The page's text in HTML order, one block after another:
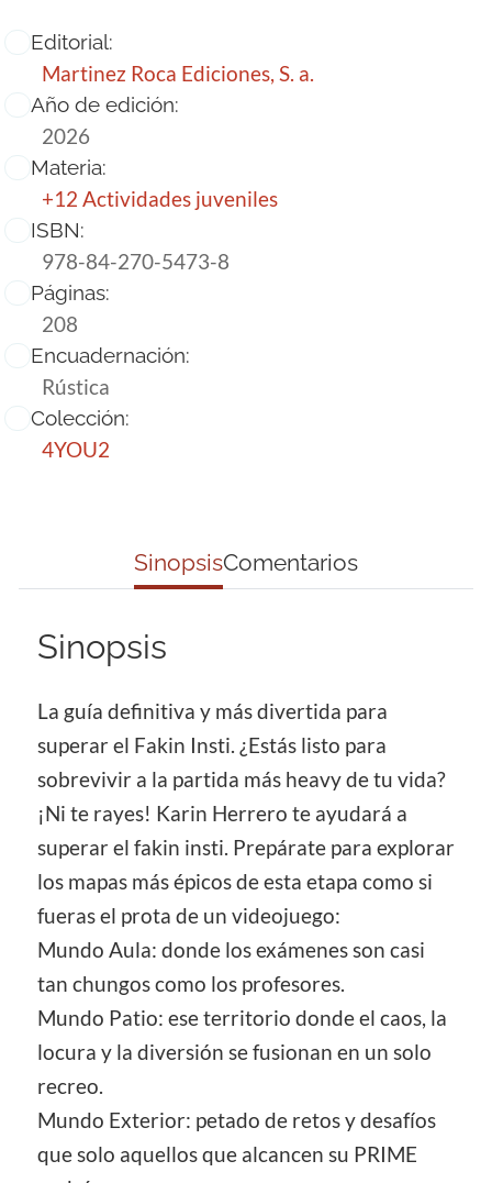
Editorial:
Martinez Roca Ediciones, S. a.
Año de edición:
2026
Materia:
+12 Actividades juveniles
ISBN:
978-84-270-5473-8
Páginas:
208
Encuadernación:
Rústica
Colección:
4YOU2
SinopsisComentarios
Sinopsis
La guía definitiva y más divertida para
superar el Fakin Insti. ¿Estás listo para
sobrevivir a la partida más heavy de tu vida?
¡Ni te rayes! Karin Herrero te ayudará a
superar el fakin insti. Prepárate para explorar
los mapas más épicos de esta etapa como si
fueras el prota de un videojuego:
Mundo Aula: donde los exámenes son casi
tan chungos como los profesores.
Mundo Patio: ese territorio donde el caos, la
locura y la diversión se fusionan en un solo
recreo.
Mundo Exterior: petado de retos y desafíos
que solo aquellos que alcancen su PRIME